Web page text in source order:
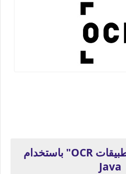
طريقة برمجة "تطبيقات OCR" باستخدام
Java